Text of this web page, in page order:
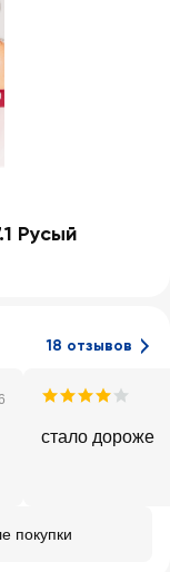
Русый
18 отзывов
стало дороже
покупки